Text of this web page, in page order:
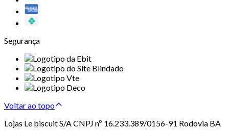
Segurança
Voltar ao topo
Lojas Le biscuit S/A CNPJ nº 16.233.389/0156-91 Rodovia BA